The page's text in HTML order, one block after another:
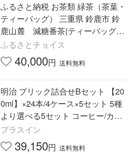
ふるさと納税 お茶類 緑茶（茶葉・
ティーバッグ） 三重県 鈴鹿市 鈴
鹿山麓 減糖番茶(ティーバッグ10
袋セット)
ふるさとチョイス
40,000円 送料無料
明治 ブリック詰合せBセット 【20
0ml】×24本/4ケース×5セット 5種
より選べる5セット コーヒー/カフ
ェオレ/アクアヨーグルアロエ/アク
アヨーグル/緑茶/紙パック
プラスイン
39,150円 送料無料